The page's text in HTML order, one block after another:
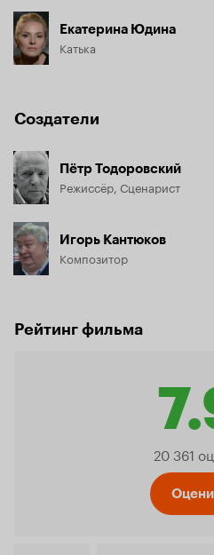
Екатерина Юдина
Катька
Создатели
Пётр Тодоровский
Режиссёр, Сценарист
Игорь Кантюков
Композитор
Рейтинг фильма
20 361